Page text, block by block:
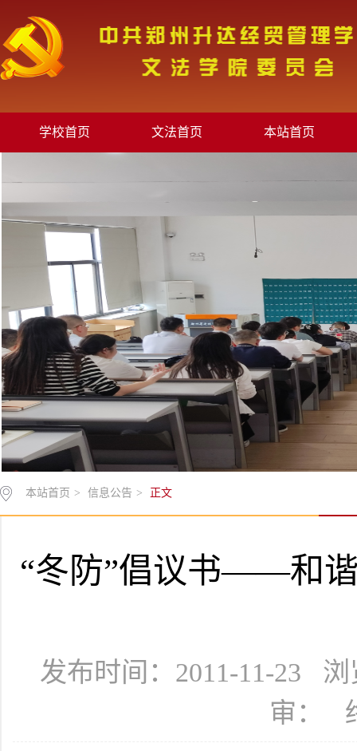
学校首页 文法首页 本站首页
本站首页 > 信息公告 > 正文
“冬防”倡议书——和
发布时间：2011-11-23
审：